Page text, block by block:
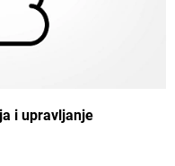
i upravljanje